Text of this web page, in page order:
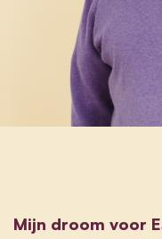
Mijn droom voor